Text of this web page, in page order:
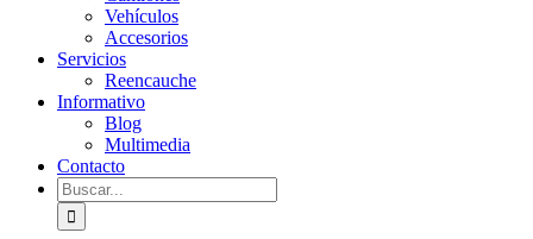
Vehículos
Accesorios
Servicios
Reencauche
Informativo
Blog
Multimedia
Contacto
Buscar: